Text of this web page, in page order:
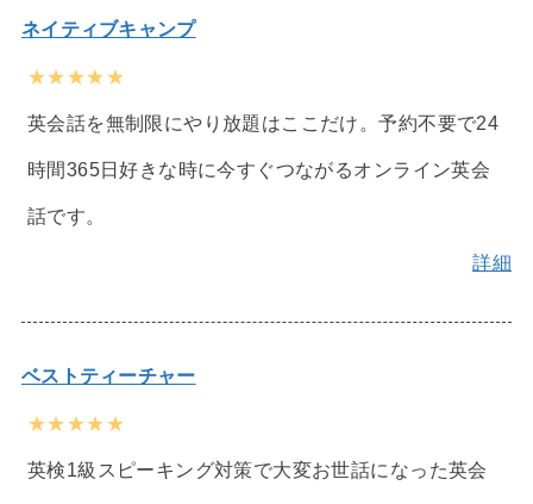
ネイティブキャンプ
★★★★★
英会話を無制限にやり放題はここだけ。予約不要で24
時間365日好きな時に今すぐつながるオンライン英会
話です。
詳細
ベストティーチャー
★★★★★
英検1級スピーキング対策で大変お世話になった英会